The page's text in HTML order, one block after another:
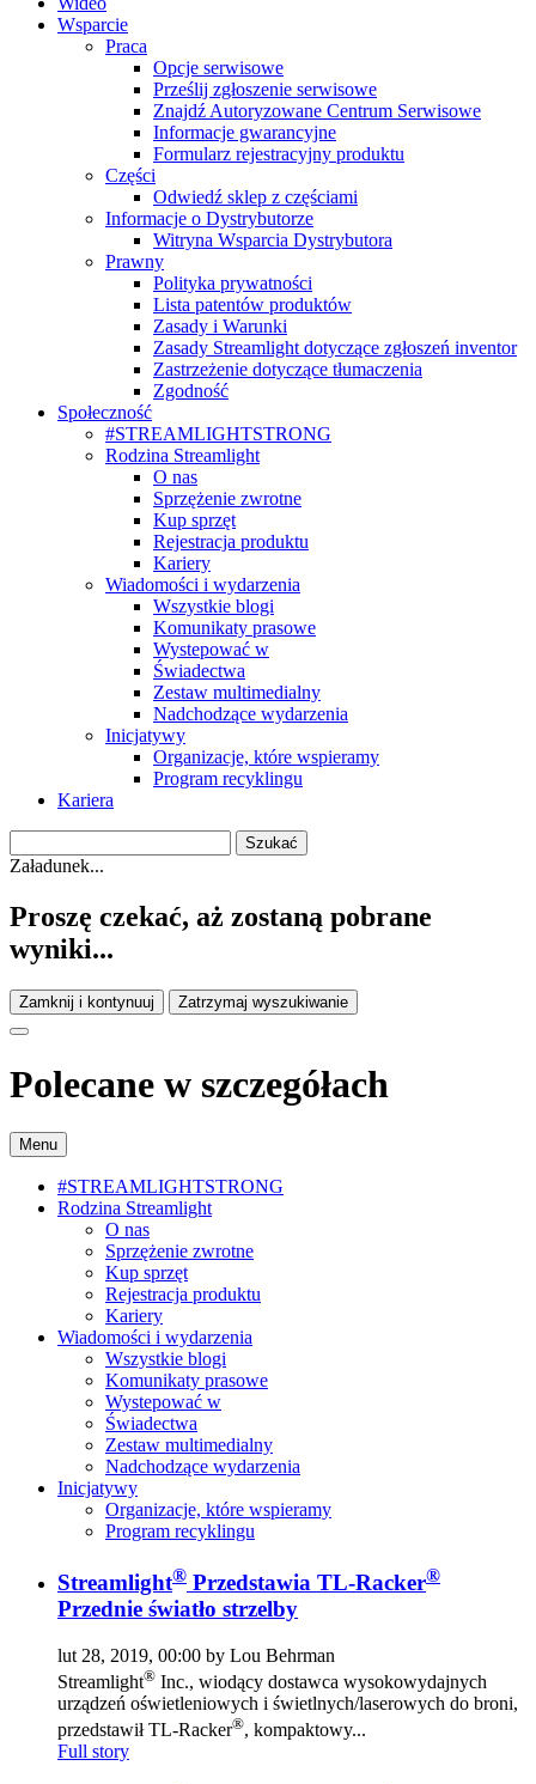
Wsparcie
Praca
Opcje serwisowe
Prześlij zgłoszenie serwisowe
Znajdź Autoryzowane Centrum Serwisowe
Informacje gwarancyjne
Formularz rejestracyjny produktu
Części
Odwiedź sklep z częściami
Informacje o Dystrybutorze
Witryna Wsparcia Dystrybutora
Prawny
Polityka prywatności
Lista patentów produktów
Zasady i Warunki
Zasady Streamlight dotyczące zgłoszeń inventor
Zastrzeżenie dotyczące tłumaczenia
Zgodność
Społeczność
#STREAMLIGHTSTRONG
Rodzina Streamlight
O nas
Sprzężenie zwrotne
Kup sprzęt
Rejestracja produktu
Kariery
Wiadomości i wydarzenia
Wszystkie blogi
Komunikaty prasowe
Wystepować w
Świadectwa
Zestaw multimedialny
Nadchodzące wydarzenia
Inicjatywy
Organizacje, które wspieramy
Program recyklingu
Kariera
Załadunek...
Proszę czekać, aż zostaną pobrane
wyniki...
Zamknij i kontynuuj Zatrzymaj wyszukiwanie
Polecane w szczegółach
Menu
#STREAMLIGHTSTRONG
Rodzina Streamlight
O nas
Sprzężenie zwrotne
Kup sprzęt
Rejestracja produktu
Kariery
Wiadomości i wydarzenia
Wszystkie blogi
Komunikaty prasowe
Wystepować w
Świadectwa
Zestaw multimedialny
Nadchodzące wydarzenia
Inicjatywy
Organizacje, które wspieramy
Program recyklingu
Streamlight® Przedstawia TL-Racker®
Przednie światło strzelby
lut 28, 2019, 00:00 by Lou Behrman
Streamlight® Inc., wiodący dostawca wysokowydajnych
urządzeń oświetleniowych i świetlnych/laserowych do broni,
przedstawił TL-Racker®, kompaktowy...
Full story